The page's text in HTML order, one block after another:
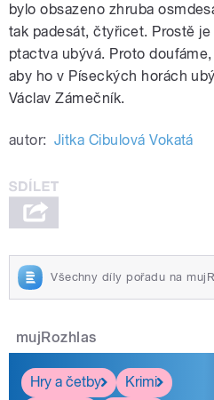
bylo obsazeno zhruba
tak padesát, čtyřicet. Prostě
ptactva ubývá. Proto
aby ho v Píseckých horách
Václav Zámečník.
autor: Jitka Cibulová Vokatá
Všechny díly pořadu na
mujRozhlas
Hry a četby Krimi